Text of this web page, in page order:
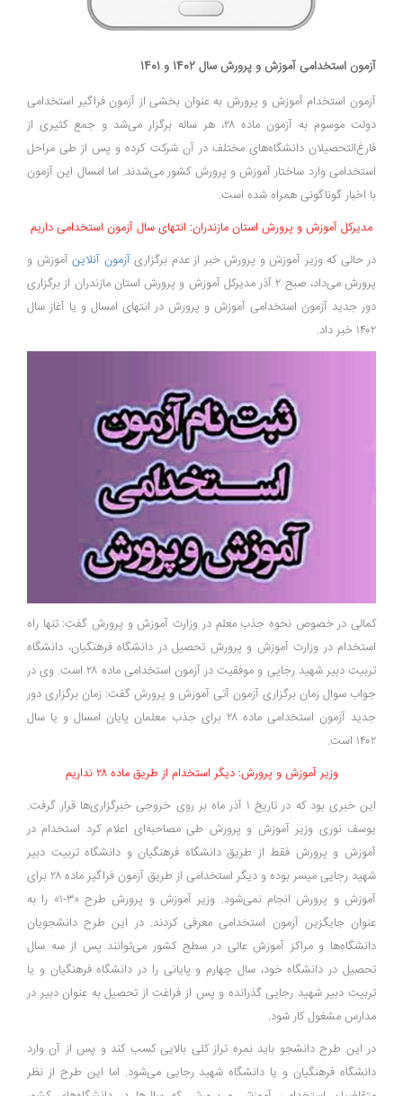
آزمون استخدامی آموزش و پرورش سال 1402 و 1401
آزمون استخدام آموزش و پرورش به عنوان بخشی از آزمون فراگیر استخدامی
دولت موسوم به آزمون ماده ۲۸، هر ساله برگزار می‌شد و جمع کثیری از
فارغ‌التحصیلان دانشگاه‌های مختلف در آن شرکت کرده و پس از طی مراحل
استخدامی وارد ساختار آموزش و پرورش کشور می‌شدند. اما امسال این آزمون
با اخبار گوناگونی همراه شده است.
مدیرکل آموزش و پرورش استان مازندران: انتهای سال آزمون استخدامی داریم
در حالی که وزیر آموزش و پرورش خبر از عدم برگزاریآزمون آنلاین آموزش و
پرورش می‌داد، صبح ۲ آذر مدیرکل آموزش و پرورش استان مازندران از برگزاری
دور جدید آزمون استخدامی آموزش و پرورش در انتهای امسال و یا آغاز سال
۱۴۰۲ خبر داد.
کمالی در خصوص نحوه جذب معلم در وزارت آموزش و پرورش گفت: تنها راه
استخدام در وزارت آموزش و پرورش تحصیل در دانشگاه فرهنگیان، دانشگاه
تربیت دبیر شهید رجایی و موفقیت در آزمون استخدامی ماده ۲۸ است. وی در
جواب سوال زمان برگزاری آزمون آتی آموزش و پرورش گفت: زمان برگزاری دور
جدید آزمون استخدامی ماده ۲۸ برای جذب معلمان پایان امسال و یا سال
۱۴۰۲ است.
وزیر آموزش و پرورش: دیگر استخدام از طریق ماده ۲۸ نداریم
این خبری بود که در تاریخ ۱ آذر ماه بر روی خروجی خبرگزاری‌ها قرار گرفت.
یوسف نوری وزیر آموزش و پرورش طی مصاحبه‌ای اعلام کرد استخدام در
آموزش و پرورش فقط از طریق دانشگاه فرهنگیان و دانشگاه تربیت دبیر
شهید رجایی میسر بوده و دیگر استخدامی از طریق آزمون فراگیر ماده ۲۸ برای
آموزش و پرورش انجام نمی‌شود. وزیر آموزش و پرورش طرح «۳-۱» را به
عنوان جایگزین آزمون استخدامی معرفی کردند. در این طرح دانشجویان
دانشگاه‌ها و مراکز آموزش عالی در سطح کشور می‌توانند پس از سه سال
تحصیل در دانشگاه خود، سال چهارم و پایانی را در دانشگاه فرهنگیان و یا
تربیت دبیر شهید رجایی گذرانده و پس از فراغت از تحصیل به عنوان دبیر در
مدارس مشغول کار شود.
در این طرح دانشجو باید نمره تراز کلی بالایی کسب کند و پس از آن وارد
دانشگاه فرهنگیان و یا دانشگاه شهید رجایی می‌شود. اما این طرح از نظر